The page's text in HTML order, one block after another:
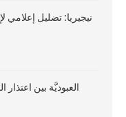
نيجيريا: تضليل إعلامي
العبوديَّة بين اعتذار